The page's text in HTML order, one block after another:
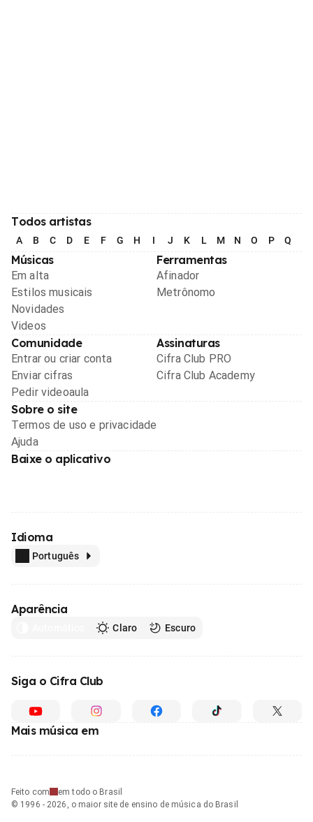
Todos artistas
A B C D E F G H I J K L M N O P Q
Músicas
Em alta
Estilos musicais
Novidades
Videos
Ferramentas
Afinador
Metrônomo
Comunidade
Entrar ou criar conta
Enviar cifras
Pedir videoaula
Assinaturas
Cifra Club PRO
Cifra Club Academy
Sobre o site
Termos de uso e privacidade
Ajuda
Baixe o aplicativo
Idioma
Português
Aparência
Claro Escuro
Siga o Cifra Club
Mais música em
Feito com
em todo o Brasil
© 1996 - 2026, o maior site de ensino de música do Brasil